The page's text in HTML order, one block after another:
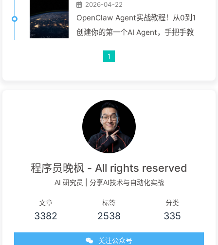
2026-04-22
OpenClaw Agent实战教程！从0到1
创建你的第一个AI Agent，手把手教
1
程序员晚枫 - All rights reserved
AI 研究员 | 分享AI技术与自动化实战
文章
3382
标签
2538
分类
335
关注公众号